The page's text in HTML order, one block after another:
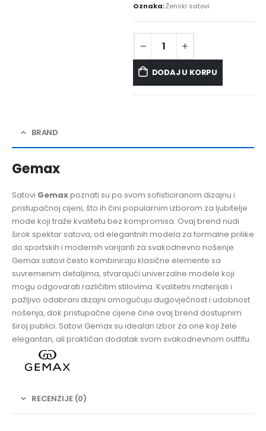
Oznaka:Ženski satovi
DODAJ U KORPU
BRAND
Gemax
Satovi Gemaxpoznati su po svom sofisticiranom dizajnu i
pristupačnoj cijeni, što ih čini popularnim izborom za ljubitelje
mode koji traže kvalitetu bez kompromisa. Ovaj brend nudi
širok spektar satova, od elegantnih modela za formalne prilike
do sportskih i modernih varijanti za svakodnevno nošenje.
Gemax satovi često kombiniraju klasične elemente sa
suvremenim detaljima, stvarajući univerzalne modele koji
mogu odgovarati različitim stilovima. Kvalitetni materijali i
pažljivo odabrani dizajni omogućuju dugovječnost i udobnost
nošenja, dok pristupačne cijene čine ovaj brend dostupnim
široj publici. Satovi Gemax su idealan izbor za one koji žele
elegantan, ali praktičan dodatak svom svakodnevnom outfitu.
RECENZIJE (0)